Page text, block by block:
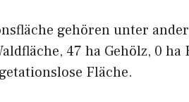
gehören unter
47 ha Gehölz, 0 ha
Fläche.